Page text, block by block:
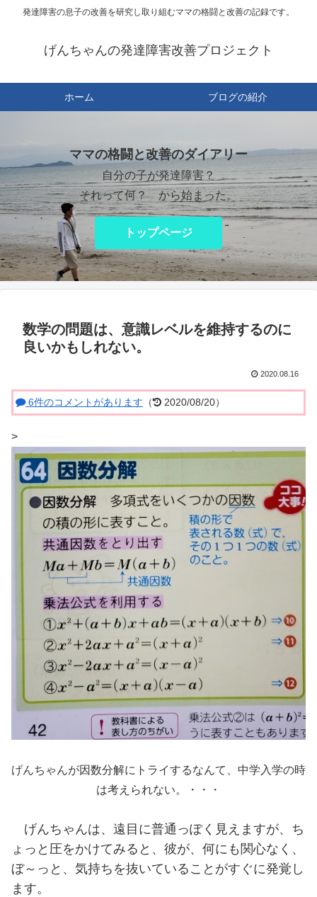
発達障害の息子の改善を研究し取り組むママの格闘と改善の記録です。
げんちゃんの発達障害改善プロジェクト
ホーム ブログの紹介
ママの格闘と改善のダイアリー
自分の子が発達障害？
それって何？ から始まった。
トップページ
数学の問題は、意識レベルを維持するのに
良いかもしれない。
2020.08.16
6件のコメントがあります （ 2020/08/20）
>
げんちゃんが因数分解にトライするなんて、中学入学の時
は考えられない。・・・
げんちゃんは、遠目に普通っぽく見えますが、ち
ょっと圧をかけてみると、彼が、何にも関心なく、
ぼ～っと、気持ちを抜いていることがすぐに発覚し
ます。